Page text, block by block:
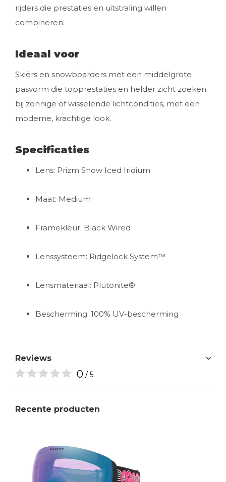
rijders die prestaties en uitstraling willen
combineren.
Ideaal voor
Skiërs en snowboarders met een middelgrote
pasvorm die topprestaties en helder zicht zoeken
bij zonnige of wisselende lichtcondities, met een
moderne, krachtige look.
Specificaties
Lens: Prizm Snow Iced Iridium
Maat: Medium
Framekleur: Black Wired
Lenssysteem: Ridgelock System™
Lensmateriaal: Plutonite®
Bescherming: 100% UV-bescherming
Reviews
0 / 5
Recente producten